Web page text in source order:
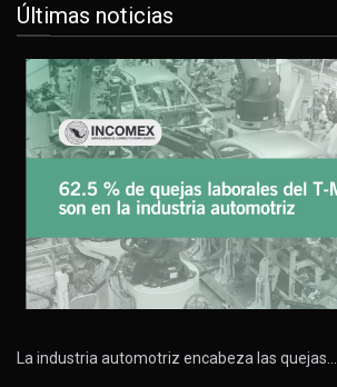
Últimas noticias
La industria automotriz encabeza las quejas…